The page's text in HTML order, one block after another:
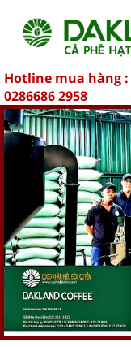
Hotline mua hàng :
0286686 2958